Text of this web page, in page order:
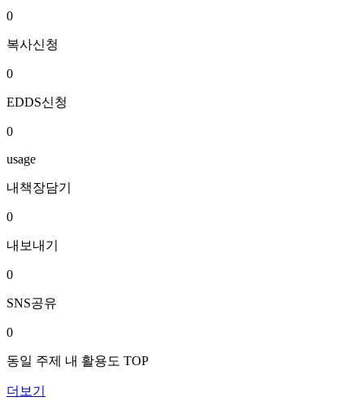
0
복사신청
0
EDDS신청
0
usage
내책장담기
0
내보내기
0
SNS공유
0
동일 주제 내 활용도 TOP
더보기